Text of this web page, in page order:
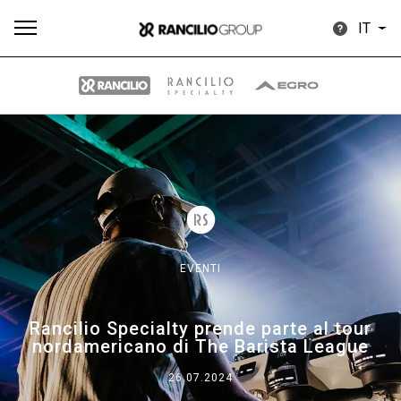
IT
EVENTI
Rancilio Specialty prende parte al tour
nordamericano di The Barista League
26.07.2024
Prodotti News Download Altro
Brand
Il gruppo